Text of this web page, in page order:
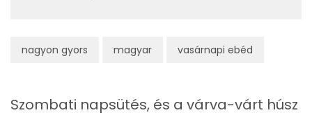
nagyon gyors magyar vasárnapi ebéd
Vas
3 mg
Szombati napsütés, és a várva-várt húsz